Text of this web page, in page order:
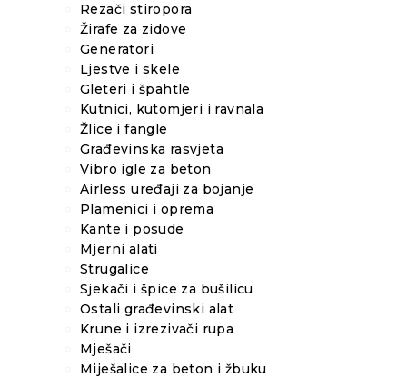
Rezači stiropora
Žirafe za zidove
Generatori
Ljestve i skele
Gleteri i špahtle
Kutnici, kutomjeri i ravnala
Žlice i fangle
Građevinska rasvjeta
Vibro igle za beton
Airless uređaji za bojanje
Plamenici i oprema
Kante i posude
Mjerni alati
Strugalice
Sjekači i špice za bušilicu
Ostali građevinski alat
Krune i izrezivači rupa
Mješači
Miješalice za beton i žbuku